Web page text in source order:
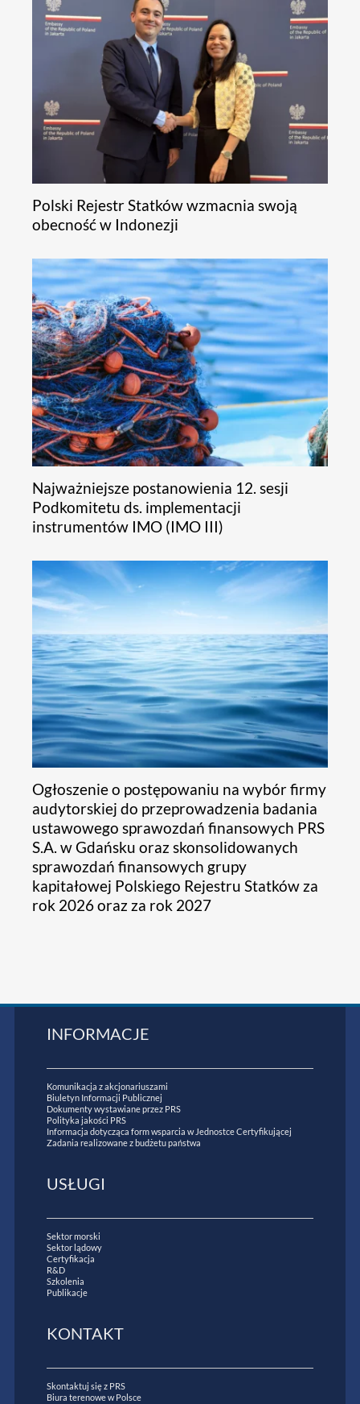
Polski Rejestr Statków wzmacnia swoją
obecność w Indonezji
Najważniejsze postanowienia 12. sesji
Podkomitetu ds. implementacji
instrumentów IMO (IMO III)
Ogłoszenie o postępowaniu na wybór firmy
audytorskiej do przeprowadzenia badania
ustawowego sprawozdań finansowych PRS
S.A. w Gdańsku oraz skonsolidowanych
sprawozdań finansowych grupy
kapitałowej Polskiego Rejestru Statków za
rok 2026 oraz za rok 2027
INFORMACJE
Komunikacja z akcjonariuszami
Biuletyn Informacji Publicznej
Dokumenty wystawiane przez PRS
Polityka jakości PRS
Informacja dotycząca form wsparcia w Jednostce Certyfikującej
Zadania realizowane z budżetu państwa
USŁUGI
Sektor morski
Sektor lądowy
Certyfikacja
R&D
Szkolenia
Publikacje
KONTAKT
Skontaktuj się z PRS
Biura terenowe w Polsce